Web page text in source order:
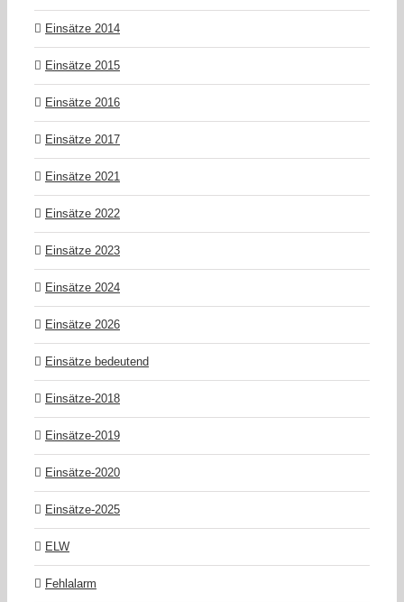
Einsätze 2014
Einsätze 2015
Einsätze 2016
Einsätze 2017
Einsätze 2021
Einsätze 2022
Einsätze 2023
Einsätze 2024
Einsätze 2026
Einsätze bedeutend
Einsätze-2018
Einsätze-2019
Einsätze-2020
Einsätze-2025
ELW
Fehlalarm